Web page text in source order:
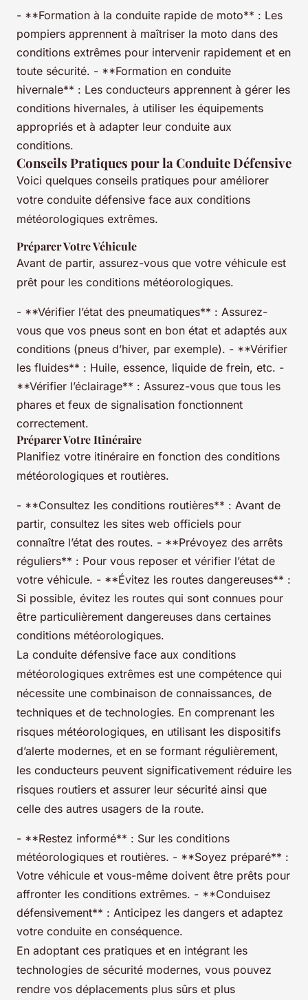
- **Formation à la conduite rapide de moto** : Les
pompiers apprennent à maîtriser la moto dans des
conditions extrêmes pour intervenir rapidement et en
toute sécurité. - **Formation en conduite
hivernale** : Les conducteurs apprennent à gérer les
conditions hivernales, à utiliser les équipements
appropriés et à adapter leur conduite aux
conditions.
Conseils Pratiques pour la Conduite Défensive
Voici quelques conseils pratiques pour améliorer
votre conduite défensive face aux conditions
météorologiques extrêmes.
Préparer Votre Véhicule
Avant de partir, assurez-vous que votre véhicule est
prêt pour les conditions météorologiques.
- **Vérifier l’état des pneumatiques** : Assurez-
vous que vos pneus sont en bon état et adaptés aux
conditions (pneus d’hiver, par exemple). - **Vérifier
les fluides** : Huile, essence, liquide de frein, etc. -
**Vérifier l’éclairage** : Assurez-vous que tous les
phares et feux de signalisation fonctionnent
correctement.
Préparer Votre Itinéraire
Planifiez votre itinéraire en fonction des conditions
météorologiques et routières.
- **Consultez les conditions routières** : Avant de
partir, consultez les sites web officiels pour
connaître l’état des routes. - **Prévoyez des arrêts
réguliers** : Pour vous reposer et vérifier l’état de
votre véhicule. - **Évitez les routes dangereuses** :
Si possible, évitez les routes qui sont connues pour
être particulièrement dangereuses dans certaines
conditions météorologiques.
La conduite défensive face aux conditions
météorologiques extrêmes est une compétence qui
nécessite une combinaison de connaissances, de
techniques et de technologies. En comprenant les
risques météorologiques, en utilisant les dispositifs
d’alerte modernes, et en se formant régulièrement,
les conducteurs peuvent significativement réduire les
risques routiers et assurer leur sécurité ainsi que
celle des autres usagers de la route.
- **Restez informé** : Sur les conditions
météorologiques et routières. - **Soyez préparé** :
Votre véhicule et vous-même doivent être prêts pour
affronter les conditions extrêmes. - **Conduisez
défensivement** : Anticipez les dangers et adaptez
votre conduite en conséquence.
En adoptant ces pratiques et en intégrant les
technologies de sécurité modernes, vous pouvez
rendre vos déplacements plus sûrs et plus